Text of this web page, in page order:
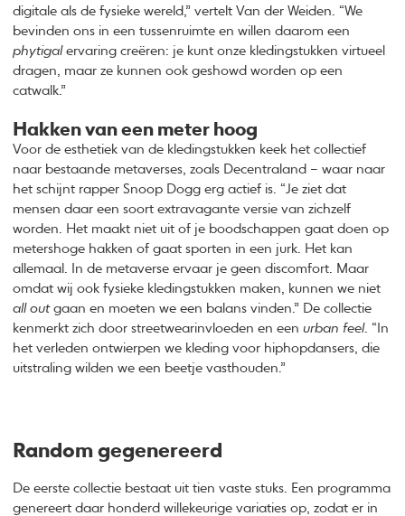
digitale als de fysieke wereld,” vertelt Van der Weiden. “We
bevinden ons in een tussenruimte en willen daarom een
phytigalervaring creëren: je kunt onze kledingstukken virtueel
dragen, maar ze kunnen ook geshowd worden op een
catwalk.”
Hakken van een meter hoog
Voor de esthetiek van de kledingstukken keek het collectief
naar bestaande metaverses, zoals Decentraland – waar naar
het schijnt rapper Snoop Dogg erg actief is. “Je ziet dat
mensen daar een soort extravagante versie van zichzelf
worden. Het maakt niet uit of je boodschappen gaat doen op
metershoge hakken of gaat sporten in een jurk. Het kan
allemaal. In de metaverse ervaar je geen discomfort. Maar
omdat wij ook fysieke kledingstukken maken, kunnen we niet
all outgaan en moeten we een balans vinden.” De collectie
kenmerkt zich door streetwearinvloeden en eenurban feel. “In
het verleden ontwierpen we kleding voor hiphopdansers, die
uitstraling wilden we een beetje vasthouden.”
Random gegenereerd
De eerste collectie bestaat uit tien vaste stuks. Een programma
genereert daar honderd willekeurige variaties op, zodat er in